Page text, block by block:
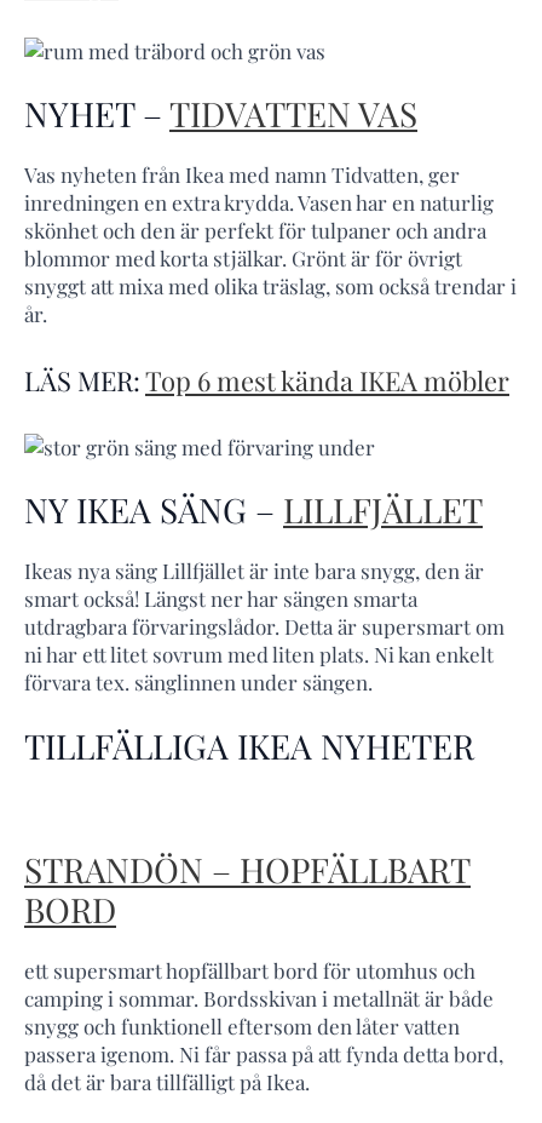
NYHET –TIDVATTEN VAS
Vas nyheten från Ikea med namn Tidvatten, ger
inredningen en extra krydda. Vasen har en naturlig
skönhet och den är perfekt för tulpaner och andra
blommor med korta stjälkar. Grönt är för övrigt
snyggt att mixa med olika träslag, som också trendar i
år.
LÄS MER:Top 6 mest kända IKEA möbler
NY IKEA SÄNG – LILLFJÄLLET
Ikeas nya säng Lillfjället är inte bara snygg, den är
smart också! Längst ner har sängen smarta
utdragbara förvaringslådor. Detta är supersmart om
ni har ett litet sovrum med liten plats. Ni kan enkelt
förvara tex. sänglinnen under sängen.
TILLFÄLLIGA IKEA NYHETER
STRANDÖN – HOPFÄLLBART
BORD
ett supersmart hopfällbart bord för utomhus och
camping i sommar. Bordsskivan i metallnät är både
snygg och funktionell eftersom den låter vatten
passera igenom. Ni får passa på att fynda detta bord,
då det är bara tillfälligt på Ikea.